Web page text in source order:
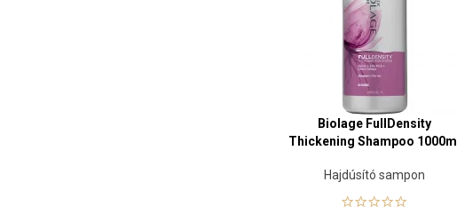
Biolage FullDensity
Thickening Shampoo 1000ml
Hajdúsító sampon